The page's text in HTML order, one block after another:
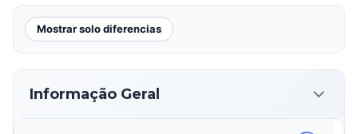
Mostrar solo diferencias
Informação Geral